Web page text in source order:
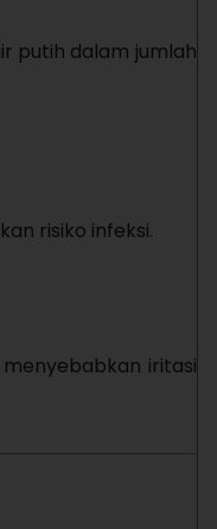
putih dalam jumlah
risiko infeksi.
iritasi